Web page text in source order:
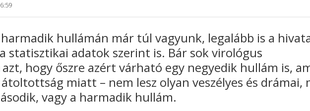
hullámán már túl vagyunk, legalább is a
statisztikai adatok szerint is. Bár sok virológus
hogy őszre azért várható egy negyedik hullám is,
miatt – nem lesz olyan veszélyes és drámai,
vagy a harmadik hullám.